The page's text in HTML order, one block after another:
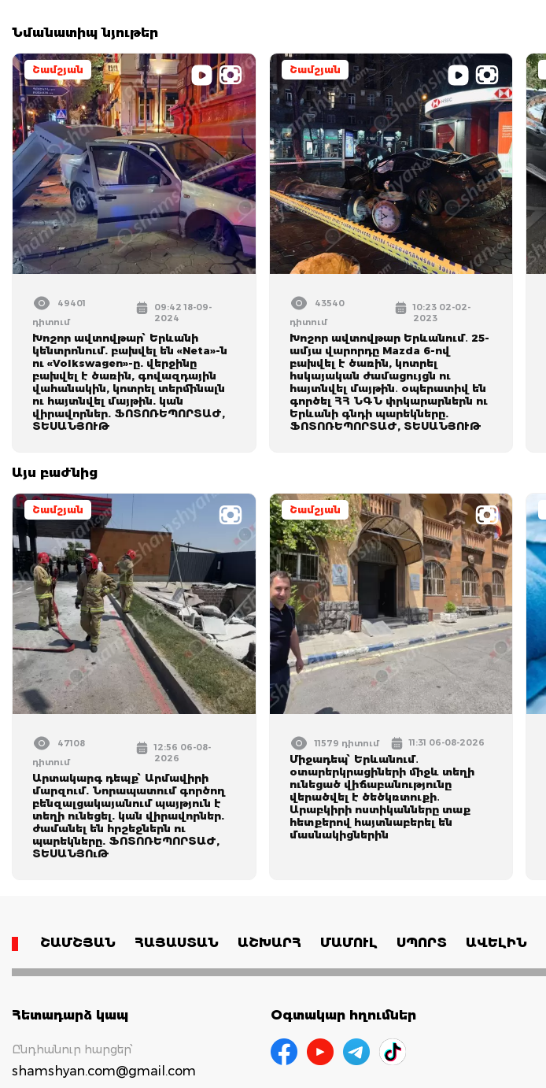
Նմանատիպ նյութեր
Շամշյան
49401
դիտում
09:42 18-09-
2024
Խոշոր ավտովթար՝ Երևանի
կենտրոնում. բախվել են «Neta»-ն
ու «Volkswagen»-ը. վերջինը
բախվել է ծառին, գովազդային
վահանակին, կոտրել տերմինալն
ու հայտնվել մայթին. կան
վիրավորներ. ՖՈՏՈՌԵՊՈՐՏԱԺ,
ՏԵՍԱՆՅՈՒԹ
Շամշյան
43540
դիտում
10:23 02-02-
2023
Խոշոր ավտովթար Երևանում․ 25-
ամյա վարորդը Mazda 6-ով
բախվել է ծառին, կոտրել
հսկայական ժամացույցն ու
հայտնվել մայթին․ օպերատիվ են
գործել ՀՀ ՆԳՆ փրկարարներն ու
Երևանի գնդի պարեկները.
ՖՈՏՈՌԵՊՈՐՏԱԺ, ՏԵՍԱՆՅՈՒԹ
Այս բաժնից
Շամշյան
47108
դիտում
12:56 06-08-
2026
Արտակարգ դեպք՝ Արմավիրի
մարզում. Նորապատում գործող
բենզալցակայանում պայթյուն է
տեղի ունեցել. կան վիրավորներ.
ժամանել են հրշեջներն ու
պարեկները. ՖՈՏՈՌԵՊՈՐՏԱԺ,
ՏԵՍԱՆՅՈւԹ
Շամշյան
11579 դիտում 11:31 06-08-2026
Միջադեպ՝ Երևանում․
օտարերկրացիների միջև տեղի
ունեցած վիճաբանությունը
վերածվել է ծեծկռտուքի․
Արաբկիրի ոստիկանները տաք
հետքերով հայտնաբերել են
մասնակիցներին
ՇԱՄՇՅԱՆ ՀԱՅԱՍՏԱՆ ԱՇԽԱՐՀ ՄԱՄՈՒԼ ՍՊՈՐՏ ԱՎԵԼԻՆ
Հետադարձ կապ
Ընդհանուր հարցեր՝
shamshyan.com@gmail.com
Օգտակար հղումներ